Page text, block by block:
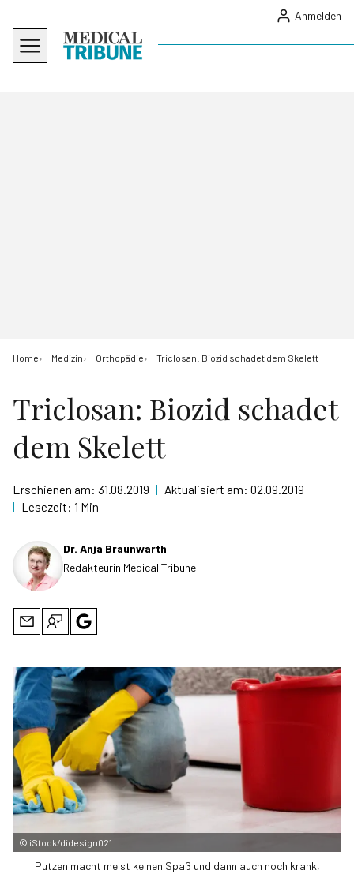
Anmelden
Home Medizin Orthopädie Triclosan: Biozid schadet dem Skelett
Triclosan: Biozid schadet
dem Skelett
Erschienen am: 31.08.2019 | Aktualisiert am: 02.09.2019
| Lesezeit: 1 Min
Dr. Anja Braunwarth
Redakteurin Medical Tribune
© iStock/didesign021
Putzen macht meist keinen Spaß und dann auch noch krank,